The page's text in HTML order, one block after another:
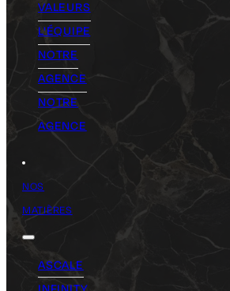
VALEURS
L'ÉQUIPE
NOTRE
AGENCE
NOTRE
AGENCE
NOS
MATIÈRES
ASCALE